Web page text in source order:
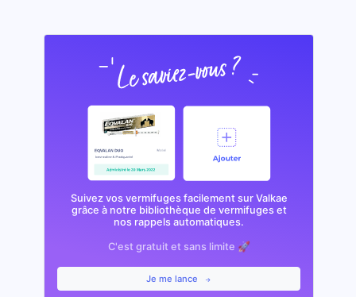
Suivez vos vermifuges facilement sur Valkae
grâce à notre bibliothèque de vermifuges et
nos rappels automatiques.
C'est gratuit et sans limite 🚀
Je me lance